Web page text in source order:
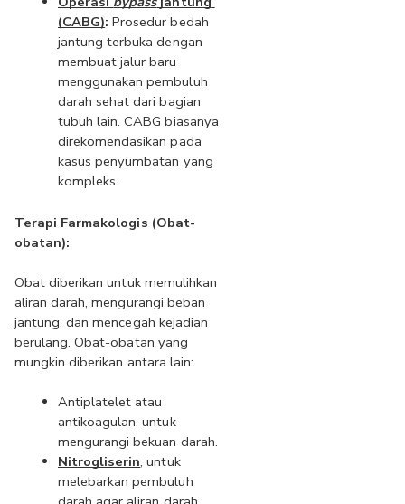
(CABG): Prosedur bedah
jantung terbuka dengan
membuat jalur baru
menggunakan pembuluh
darah sehat dari bagian
tubuh lain. CABG biasanya
direkomendasikan pada
kasus penyumbatan yang
kompleks.
Terapi Farmakologis (Obat-
obatan):
Obat diberikan untuk memulihkan
aliran darah, mengurangi beban
jantung, dan mencegah kejadian
berulang. Obat-obatan yang
mungkin diberikan antara lain:
Antiplatelet atau
antikoagulan, untuk
mengurangi bekuan darah.
Nitrogliserin, untuk
melebarkan pembuluh